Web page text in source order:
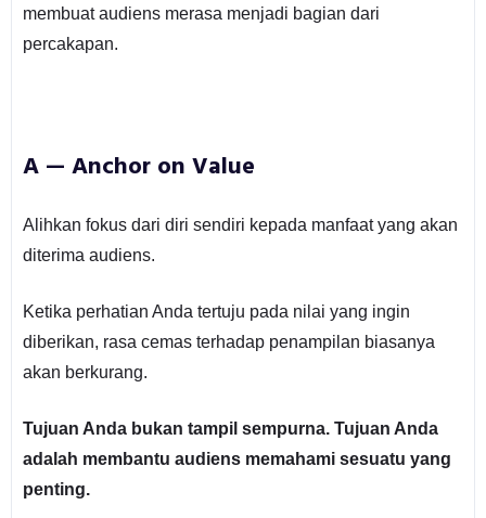
membuat audiens merasa menjadi bagian dari
percakapan.
A — Anchor on Value
Alihkan fokus dari diri sendiri kepada manfaat yang akan
diterima audiens.
Ketika perhatian Anda tertuju pada nilai yang ingin
diberikan, rasa cemas terhadap penampilan biasanya
akan berkurang.
Tujuan Anda bukan tampil sempurna. Tujuan Anda
adalah membantu audiens memahami sesuatu yang
penting.